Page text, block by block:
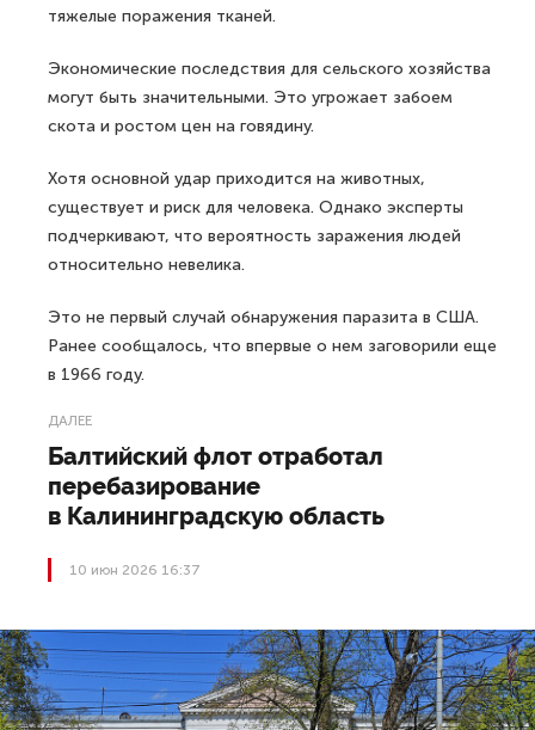
тяжелые поражения тканей.
Экономические последствия для сельского хозяйства
могут быть значительными. Это угрожает забоем
скота и ростом цен на говядину.
Хотя основной удар приходится на животных,
существует и риск для человека. Однако эксперты
подчеркивают, что вероятность заражения людей
относительно невелика.
Это не первый случай обнаружения паразита в США.
Ранее сообщалось, что впервые о нем заговорили еще
в 1966 году.
ДАЛЕЕ
Балтийский флот отработал
перебазирование
в Калининградскую область
10 июн 2026 16:37